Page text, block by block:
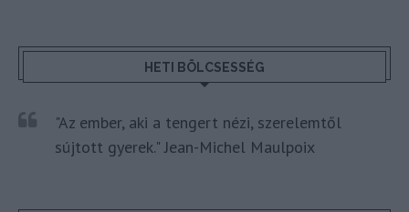
HETI BÖLCSESSÉG
"Az ember, aki a tengert nézi, szerelemtől
sújtott gyerek." Jean-Michel Maulpoix